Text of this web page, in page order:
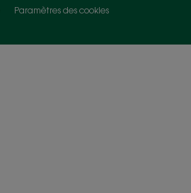
Paramètres des cookies